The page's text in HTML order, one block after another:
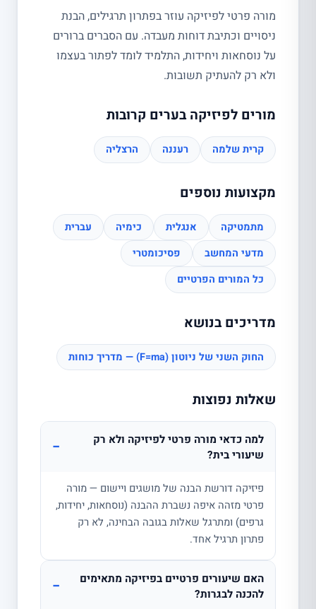
מורה פרטי לפיזיקה עוזר בפתרון תרגילים, הבנת
ניסויים וכתיבת דוחות מעבדה. עם הסברים ברורים
על נוסחאות ויחידות, התלמיד לומד לפתור בעצמו
ולא רק להעתיק תשובות.
מורים לפיזיקה בערים קרובות
קרית שלמה רעננה הרצליה
מקצועות נוספים
מתמטיקה אנגלית כימיה
עברית
מדעי המחשב
פסיכומטרי
כל המורים הפרטיים
מדריכים בנושא
החוק השני של ניוטון (F=ma) — מדריך כוחות
שאלות נפוצות
למה כדאי מורה פרטי לפיזיקה ולא רק
שיעורי בית?
−
פיזיקה דורשת הבנה של מושגים ויישום — מורה
פרטי מזהה איפה נשברת ההבנה (נוסחאות, יחידות,
גרפים) ומתרגל שאלות בגובה הבחינה, לא רק
פתרון תרגיל אחד.
האם שיעורים פרטיים בפיזיקה מתאימים
להכנה לבגרות?
−